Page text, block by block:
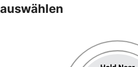
auswählen